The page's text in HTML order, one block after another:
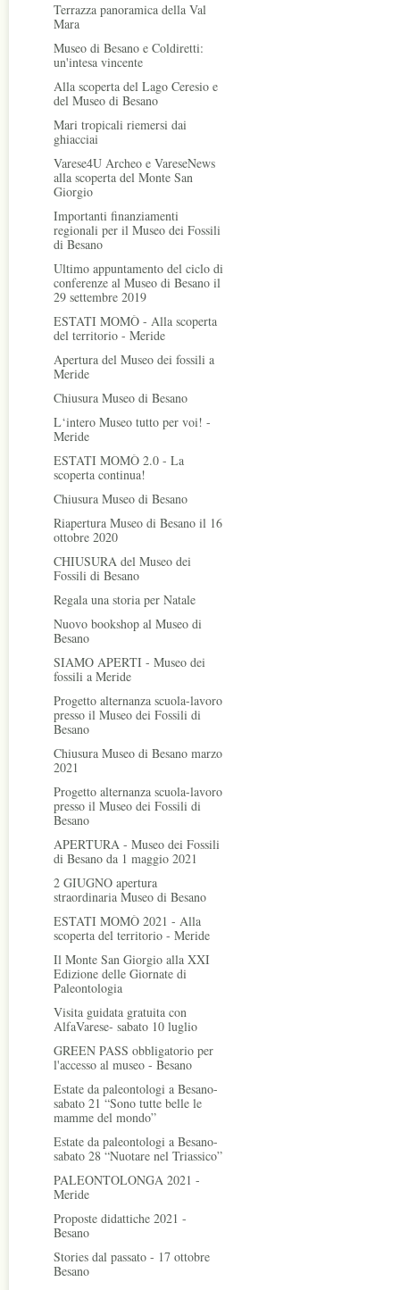
Terrazza panoramica della Val
Mara
Museo di Besano e Coldiretti:
un'intesa vincente
Alla scoperta del Lago Ceresio e
del Museo di Besano
Mari tropicali riemersi dai
ghiacciai
Varese4U Archeo e VareseNews
alla scoperta del Monte San
Giorgio
Importanti finanziamenti
regionali per il Museo dei Fossili
di Besano
Ultimo appuntamento del ciclo di
conferenze al Museo di Besano il
29 settembre 2019
ESTATI MOMÒ - Alla scoperta
del territorio - Meride
Apertura del Museo dei fossili a
Meride
Chiusura Museo di Besano
L‘intero Museo tutto per voi! -
Meride
ESTATI MOMÒ 2.0 - La
scoperta continua!
Chiusura Museo di Besano
Riapertura Museo di Besano il 16
ottobre 2020
CHIUSURA del Museo dei
Fossili di Besano
Regala una storia per Natale
Nuovo bookshop al Museo di
Besano
SIAMO APERTI - Museo dei
fossili a Meride
Progetto alternanza scuola-lavoro
presso il Museo dei Fossili di
Besano
Chiusura Museo di Besano marzo
2021
Progetto alternanza scuola-lavoro
presso il Museo dei Fossili di
Besano
APERTURA - Museo dei Fossili
di Besano da 1 maggio 2021
2 GIUGNO apertura
straordinaria Museo di Besano
ESTATI MOMÒ 2021 - Alla
scoperta del territorio - Meride
Il Monte San Giorgio alla XXI
Edizione delle Giornate di
Paleontologia
Visita guidata gratuita con
AlfaVarese- sabato 10 luglio
GREEN PASS obbligatorio per
l'accesso al museo - Besano
Estate da paleontologi a Besano-
sabato 21 “Sono tutte belle le
mamme del mondo”
Estate da paleontologi a Besano-
sabato 28 “Nuotare nel Triassico”
PALEONTOLONGA 2021 -
Meride
Proposte didattiche 2021 -
Besano
Stories dal passato - 17 ottobre
Besano